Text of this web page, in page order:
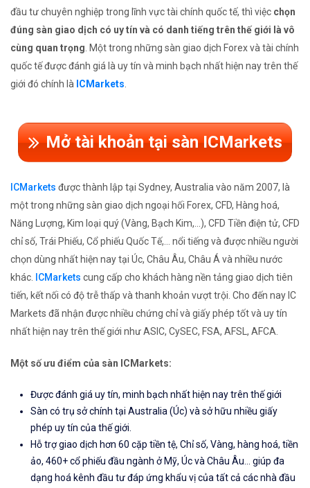
đầu tư chuyên nghiệp trong lĩnh vực tài chính quốc tế, thì việc chọn
đúng sàn giao dịch có uy tín và có danh tiếng trên thế giới là vô
cùng quan trọng. Một trong những sàn giao dịch Forex và tài chính
quốc tế được đánh giá là uy tín và minh bạch nhất hiện nay trên thế
giới đó chính là ICMarkets.
Mở tài khoản tại sàn ICMarkets
ICMarkets được thành lập tại Sydney, Australia vào năm 2007, là
một trong những sàn giao dịch ngoại hối Forex, CFD, Hàng hoá,
Năng Lượng, Kim loại quý (Vàng, Bạch Kim,...), CFD Tiền điện tử, CFD
chỉ số, Trái Phiếu, Cổ phiếu Quốc Tế,... nổi tiếng và được nhiều người
chọn dùng nhất hiện nay tại Úc, Châu Âu, Châu Á và nhiều nước
khác. ICMarkets cung cấp cho khách hàng nền tảng giao dịch tiên
tiến, kết nối có độ trễ thấp và thanh khoản vượt trội. Cho đến nay IC
Markets đã nhận được nhiều chứng chỉ và giấy phép tốt và uy tín
nhất hiện nay trên thế giới như ASIC, CySEC, FSA, AFSL, AFCA.
Một số ưu điểm của sàn ICMarkets:
Được đánh giá uy tín, minh bạch nhất hiện nay trên thế giới
Sàn có trụ sở chính tại Australia (Úc) và sở hữu nhiều giấy
phép uy tín của thế giới.
Hỗ trợ giao dịch hơn 60 cặp tiền tệ, Chỉ số, Vàng, hàng hoá, tiền
ảo, 460+ cổ phiếu đầu ngành ở Mỹ, Úc và Châu Âu... giúp đa
dạng hoá kênh đầu tư đáp ứng khẩu vị của tất cả các nhà đầu